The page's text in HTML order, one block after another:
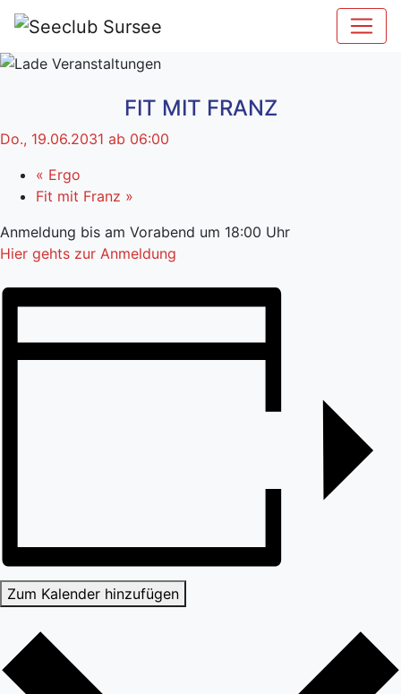
FIT MIT FRANZ
Do., 19.06.2031 ab 06:00
« Ergo
Fit mit Franz »
Anmeldung bis am Vorabend um 18:00 Uhr
Hier gehts zur Anmeldung
Zum Kalender hinzufügen